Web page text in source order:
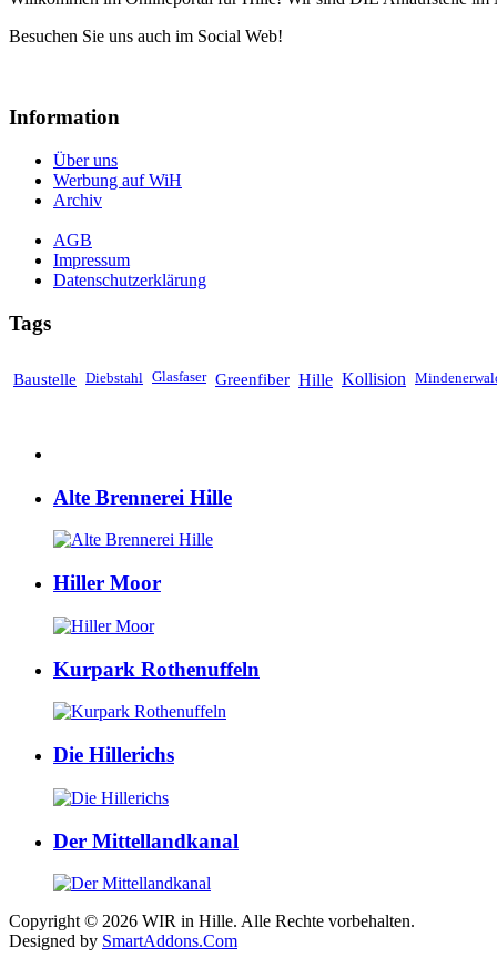
Besuchen Sie uns auch im Social Web!
Information
Über uns
Werbung auf WiH
Archiv
AGB
Impressum
Datenschutzerklärung
Tags
Baustelle Diebstahl Glasfaser Greenfiber Hille Kollision
Alte Brennerei Hille
Hiller Moor
Kurpark Rothenuffeln
Die Hillerichs
Der Mittellandkanal
Copyright © 2026 WIR in Hille. Alle Rechte vorbehalten.
Designed by SmartAddons.Com